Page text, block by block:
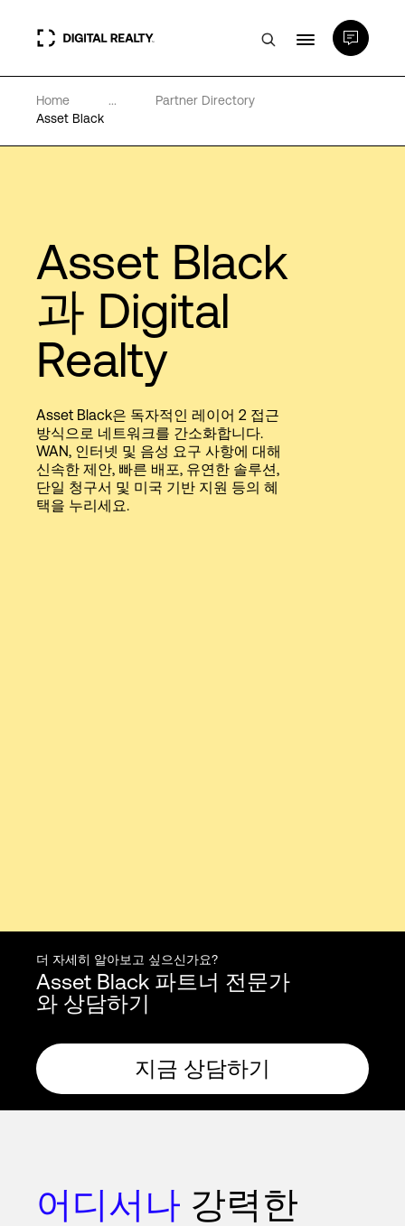
데이터 센터
전문성 및 리소스
소개
Language
로그인
Home ...
Partner Directory
Asset Black
Asset Black
과 Digital
Realty
Asset Black은 독자적인 레이어 2 접근
방식으로 네트워크를 간소화합니다.
WAN, 인터넷 및 음성 요구 사항에 대해
신속한 제안, 빠른 배포, 유연한 솔루션,
단일 청구서 및 미국 기반 지원 등의 혜
택을 누리세요.
더 자세히 알아보고 싶으신가요?
Asset Black 파트너 전문가
와 상담하기
지금 상담하기
어디서나 강력한